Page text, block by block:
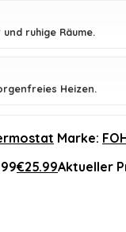
ruhige Räume.
Heizen.
Marke:
€25.99Aktueller